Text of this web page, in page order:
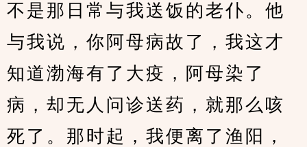
不是那日常与我送饭的老仆。他
与我说，你阿母病故了，我这才
知道渤海有了大疫，阿母染了
病，却无人问诊送药，就那么咳
死了。那时起，我便离了渔阳，